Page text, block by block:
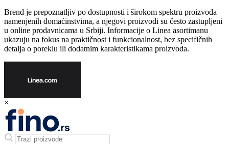
Brend je prepoznatljiv po dostupnosti i širokom spektru proizvoda
namenjenih domaćinstvima, a njegovi proizvodi su često zastupljeni
u online prodavnicama u Srbiji. Informacije o Linea asortimanu
ukazuju na fokus na praktičnost i funkcionalnost, bez specifičnih
detalja o poreklu ili dodatnim karakteristikama proizvoda.
×